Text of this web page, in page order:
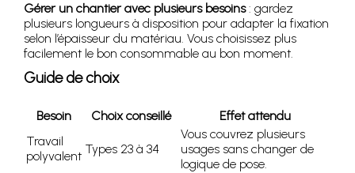
Gérer un chantier avec plusieurs besoins: gardez
plusieurs longueurs à disposition pour adapter la fixation
selon l’épaisseur du matériau. Vous choisissez plus
facilement le bon consommable au bon moment.
Guide de choix
Besoin Choix conseillé
Effet attendu
Travail
polyvalent Types 23 à 34
Vous couvrez plusieurs
usages sans changer de
logique de pose.